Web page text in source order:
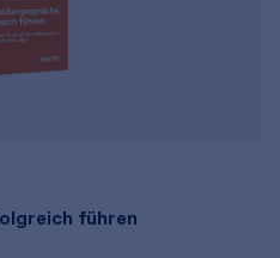
führen